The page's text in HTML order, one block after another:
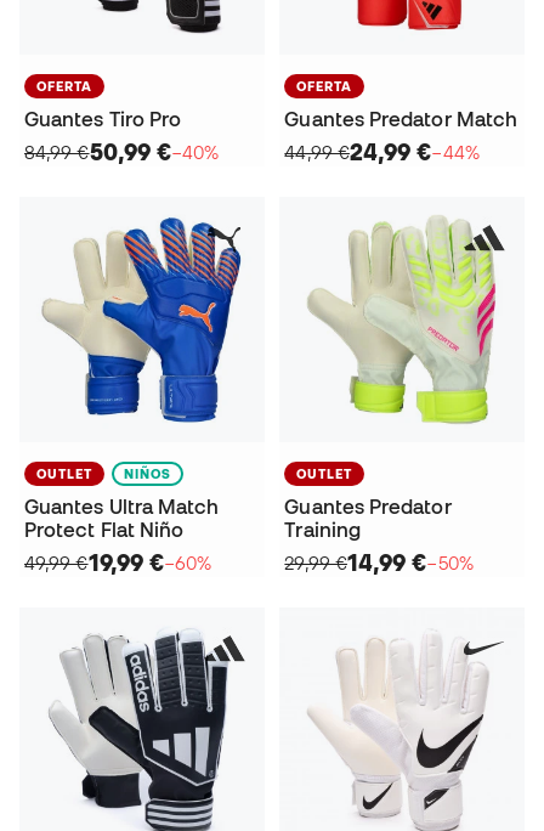
OFERTA
Guantes Tiro Pro
84,99 €50,99 €−40%
OFERTA
Guantes Predator Match
44,99 €24,99 €−44%
OUTLET NIÑOS
Guantes Ultra Match
Protect Flat Niño
49,99 €19,99 €−60%
OUTLET
Guantes Predator
Training
29,99 €14,99 €−50%